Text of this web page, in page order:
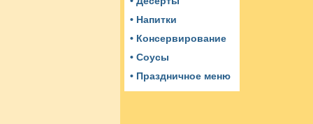
• Напитки
• Консервирование
• Соусы
• Праздничное меню